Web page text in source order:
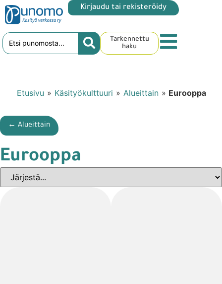
Kirjaudu tai rekisteröidy
Tarkennettu
haku
Etusivu » Käsityökulttuuri » Alueittain » Eurooppa
← Alueittain
Eurooppa